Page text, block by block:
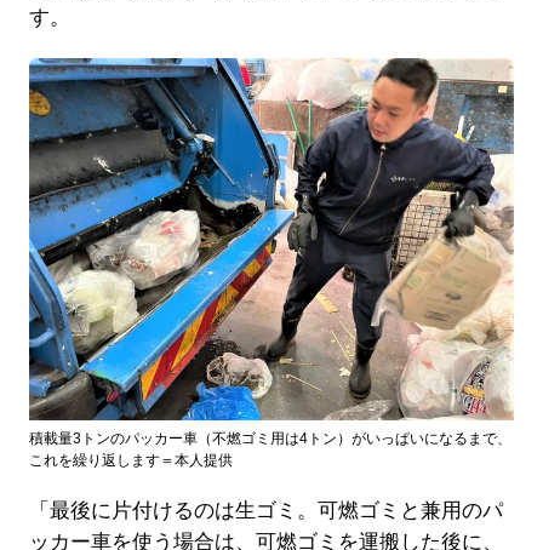
す。
積載量3トンのパッカー車（不燃ゴミ用は4トン）がいっぱいになるまで、
これを繰り返します＝本人提供
「最後に片付けるのは生ゴミ。可燃ゴミと兼用のパ
ッカー車を使う場合は、可燃ゴミを運搬した後に、